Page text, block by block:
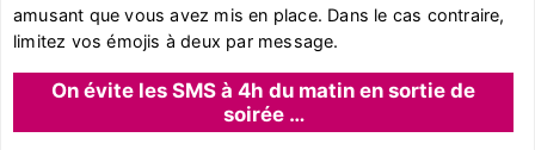
amusant que vous avez mis en place. Dans le cas contraire,
limitez vos émojis à deux par message.
On évite les SMS à 4h du matin en sortie de
soirée …